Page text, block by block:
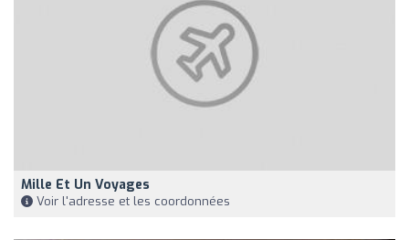
Mille Et Un Voyages
Voir l'adresse et les coordonnées